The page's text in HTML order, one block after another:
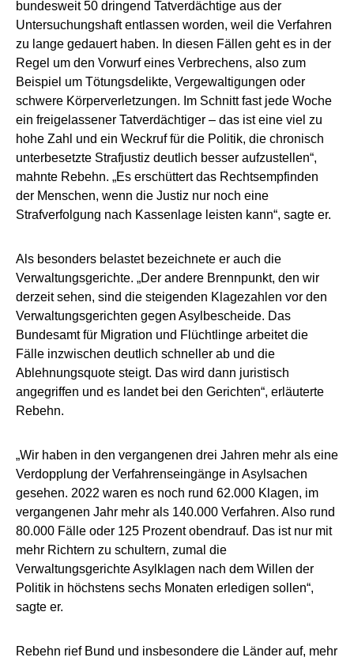
bundesweit 50 dringend Tatverdächtige aus der
Untersuchungshaft entlassen worden, weil die Verfahren
zu lange gedauert haben. In diesen Fällen geht es in der
Regel um den Vorwurf eines Verbrechens, also zum
Beispiel um Tötungsdelikte, Vergewaltigungen oder
schwere Körperverletzungen. Im Schnitt fast jede Woche
ein freigelassener Tatverdächtiger – das ist eine viel zu
hohe Zahl und ein Weckruf für die Politik, die chronisch
unterbesetzte Strafjustiz deutlich besser aufzustellen“,
mahnte Rebehn. „Es erschüttert das Rechtsempfinden
der Menschen, wenn die Justiz nur noch eine
Strafverfolgung nach Kassenlage leisten kann“, sagte er.
Als besonders belastet bezeichnete er auch die
Verwaltungsgerichte. „Der andere Brennpunkt, den wir
derzeit sehen, sind die steigenden Klagezahlen vor den
Verwaltungsgerichten gegen Asylbescheide. Das
Bundesamt für Migration und Flüchtlinge arbeitet die
Fälle inzwischen deutlich schneller ab und die
Ablehnungsquote steigt. Das wird dann juristisch
angegriffen und es landet bei den Gerichten“, erläuterte
Rebehn.
„Wir haben in den vergangenen drei Jahren mehr als eine
Verdopplung der Verfahrenseingänge in Asylsachen
gesehen. 2022 waren es noch rund 62.000 Klagen, im
vergangenen Jahr mehr als 140.000 Verfahren. Also rund
80.000 Fälle oder 125 Prozent obendrauf. Das ist nur mit
mehr Richtern zu schultern, zumal die
Verwaltungsgerichte Asylklagen nach dem Willen der
Politik in höchstens sechs Monaten erledigen sollen“,
sagte er.
Rebehn rief Bund und insbesondere die Länder auf, mehr